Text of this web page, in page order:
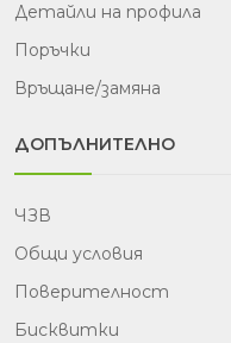
Детайли на профила
Поръчки
Връщане/замяна
ДОПЪЛНИТЕЛНО
ЧЗВ
Общи условия
Поверителност
Бисквитки